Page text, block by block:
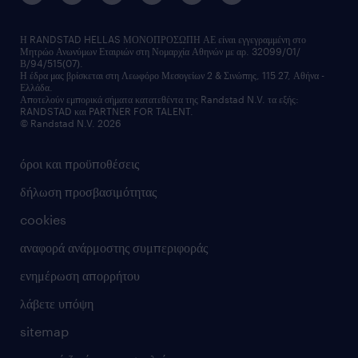
υπηρεσίες inhouse
υπηρεσίες redeployment
workforce insights
επικοινώνησε μαζί μας
δελτία τύπου
οικονομικά στοιχεία
επικοινώνησε μαζί μας
όροι και προϋποθέσεις
δήλωση προσβασιμότητας
cookies
αναφορά ανάρμοστης συμπεριφοράς
ενημέρωση απορρήτου
λάβετε υπόψη
sitemap
Η RANDSTAD HELLAS ΜΟΝΟΠΡΟΣΩΠΗ ΑΕ είναι εγγεγραμμένη στο
Μητρώο Ανωνύμων Εταιριών στη Νομαρχία Αθηνών με αρ. 32099/01/
Β/94/515(07).
Η έδρα μας βρίσκεται στη Λεωφόρο Μεσογείων 2 & Σινώπης, 115 27, Αθήνα -
Ελλάδα.
Αποτελούν εμπορικά σήματα κατατεθέντα της Randstad N.V. τα εξής:
RANDSTAD και PARTNER FOR TALENT.
© Randstad N.V. 2026